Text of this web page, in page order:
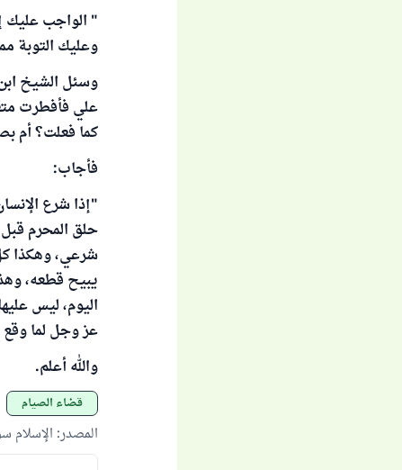
" الواجب عليك
وعليك التوبة
علي فأفطرت
كما فعلت؟ أم
فأجاب:
"إذا شرع
حلق المحرم
شرعي، وهكذا
يبيح قطعه،
اليوم، ليس
عز وجل لما
والله أعلم.
قضاء الصيام
المصدر: الإسلام